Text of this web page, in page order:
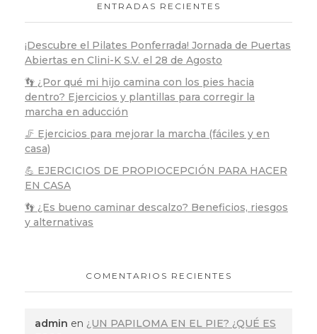
ENTRADAS RECIENTES
¡Descubre el Pilates Ponferrada! Jornada de Puertas
Abiertas en Clini-K S.V. el 28 de Agosto
👣 ¿Por qué mi hijo camina con los pies hacia
dentro? Ejercicios y plantillas para corregir la
marcha en aducción
🦵 Ejercicios para mejorar la marcha (fáciles y en
casa)
💪 EJERCICIOS DE PROPIOCEPCIÓN PARA HACER
EN CASA
👣 ¿Es bueno caminar descalzo? Beneficios, riesgos
y alternativas
COMENTARIOS RECIENTES
admin en ¿UN PAPILOMA EN EL PIE? ¿QUÉ ES